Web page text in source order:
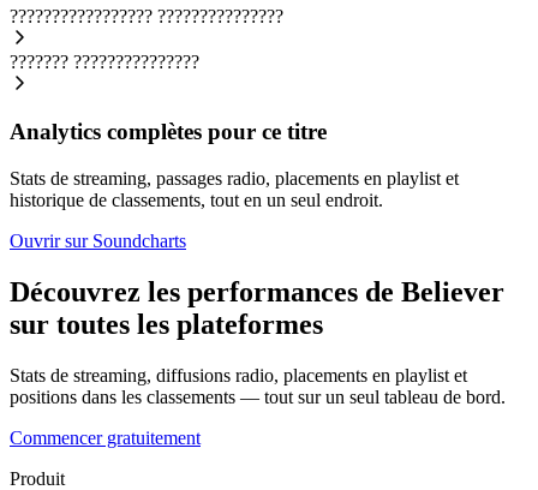
????????????????? ???????????????
??????? ???????????????
Analytics complètes pour ce titre
Stats de streaming, passages radio, placements en playlist et
historique de classements, tout en un seul endroit.
Ouvrir sur Soundcharts
Découvrez les performances de Believer
sur toutes les plateformes
Stats de streaming, diffusions radio, placements en playlist et
positions dans les classements — tout sur un seul tableau de bord.
Commencer gratuitement
Produit